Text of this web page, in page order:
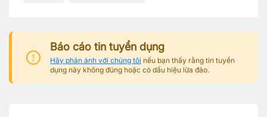
Báo cáo tin tuyển dụng
Hãy phản ánh với chúng tôi nếu bạn thấy rằng tin tuyển
dụng này không đúng hoặc có dấu hiệu lừa đảo.